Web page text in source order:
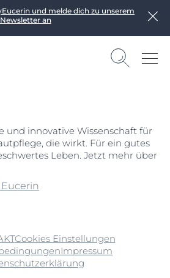
und melde dich zu unserem
Newsletter an
und innovative Wissenschaft für
die wirkt. Für ein gutes
Leben. Jetzt mehr über
Cookies Einstellungen
Impressum